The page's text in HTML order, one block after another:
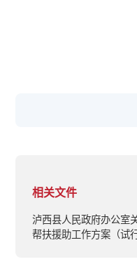
相关文件
泸西县人民政府办公室
帮扶援助工作方案（试